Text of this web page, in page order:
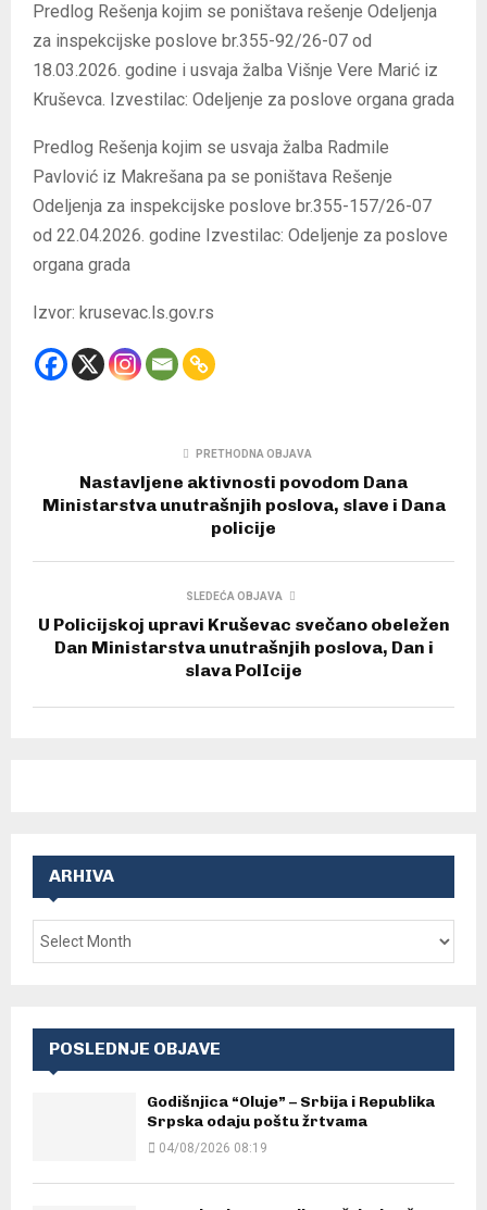
Predlog Rešenja kojim se poništava rešenje Odeljenja
za inspekcijske poslove br.355-92/26-07 od
18.03.2026. godine i usvaja žalba Višnje Vere Marić iz
Kruševca. Izvestilac: Odeljenje za poslove organa grada
Predlog Rešenja kojim se usvaja žalba Radmile
Pavlović iz Makrešana pa se poništava Rešenje
Odeljenja za inspekcijske poslove br.355-157/26-07
od 22.04.2026. godine Izvestilac: Odeljenje za poslove
organa grada
Izvor: krusevac.ls.gov.rs
PRETHODNA OBJAVA
Nastavljene aktivnosti povodom Dana
Ministarstva unutrašnjih poslova, slave i Dana
policije
SLEDEĆA OBJAVA
U Policijskoj upravi Kruševac svečano obeležen
Dan Ministarstva unutrašnjih poslova, Dan i
slava PolIcije
ARHIVA
POSLEDNJE OBJAVE
Godišnjica “Oluje” – Srbija i Republika
Srpska odaju poštu žrtvama
04/08/2026 08:19